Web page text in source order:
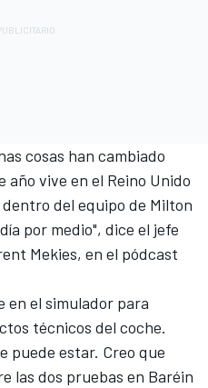
cosas han cambiado
año vive en el Reino Unido
del equipo de Milton
por medio", dice el jefe
Mekies, en el pódcast
en el simulador para
técnicos del coche.
puede estar. Creo que
las dos pruebas en Baréin